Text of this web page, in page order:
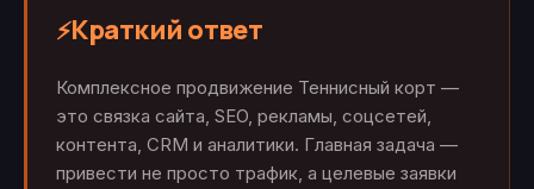
⚡Краткий ответ
Комплексное продвижение Теннисный корт —
это связка сайта, SEO, рекламы, соцсетей,
контента, CRM и аналитики. Главная задача —
привести не просто трафик, а целевые заявки